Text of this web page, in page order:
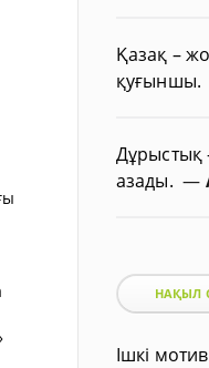
Қазақ –
қуғыншы.
Дұрыстық
азады.—
НАҚЫЛ
Ішкі